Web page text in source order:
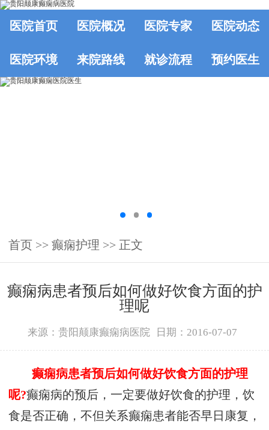
医院首页 医院概况 医院专家 医院动态
医院环境 来院路线 就诊流程 预约医生
首页 >> 癫痫护理 >> 正文
癫痫病患者预后如何做好饮食方面的护
理呢
来源：贵阳颠康癫痫病医院 日期：2016-07-07
癫痫病患者预后如何做好饮食方面的护理
呢?癫痫病的预后，一定要做好饮食的护理，饮
食是否正确，不但关系癫痫患者能否早日康复，